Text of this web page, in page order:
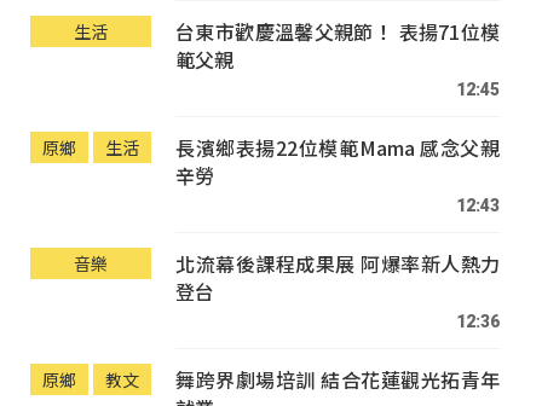
生活
台東市歡慶溫馨父親節！ 表揚71位模
範父親
12:45
原鄉 生活
長濱鄉表揚22位模範Mama 感念父親
辛勞
12:43
音樂
北流幕後課程成果展 阿爆率新人熱力
登台
12:36
原鄉 教文
舞跨界劇場培訓 結合花蓮觀光拓青年